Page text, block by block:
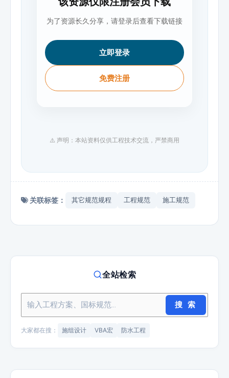
为了资源长久分享，请登录后查看下载链接
立即登录
免费注册
⚠️ 声明：本站资料仅供工程技术交流，严禁商用
关联标签： 其它规范规程 工程规范 施工规范
全站检索
搜 索
大家都在搜： 施组设计 VBA宏 防水工程